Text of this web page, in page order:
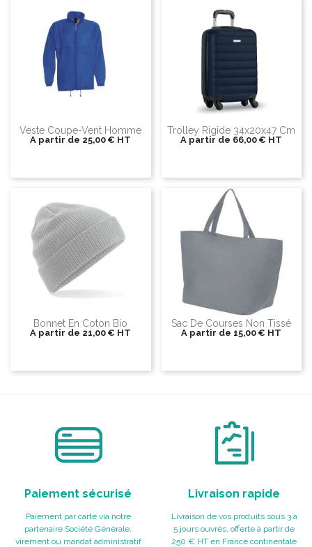
Veste Coupe-Vent Homme
A partir de 25,00 € HT
Trolley Rigide 34x20x47 Cm
A partir de 66,00 € HT
Bonnet En Coton Bio
A partir de 21,00 € HT
Sac De Courses Non Tissé
A partir de 15,00 € HT
Paiement sécurisé
Paiement par carte via notre
partenaire Société Générale,
virement ou mandat administratif
Livraison rapide
Livraison de vos produits sous 3 à
5 jours ouvrés, offerte à partir de
250 € HT en France continentale